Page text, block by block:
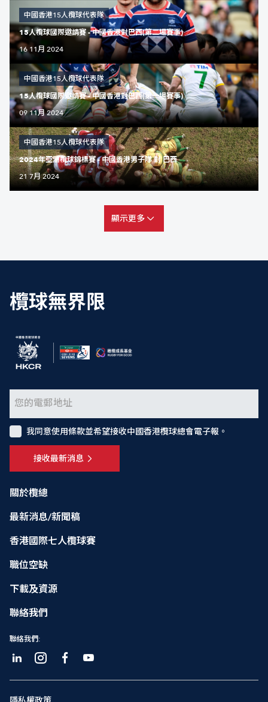
中國香港15人欖球代表隊
15人欖球國際邀請賽 - 中國香港對巴西(第二場賽事)
16 11月 2024
中國香港15人欖球代表隊
15人欖球國際邀請賽 - 中國香港對巴西(第一場賽事)
09 11月 2024
中國香港15人欖球代表隊
2024年亞洲欖球錦標賽 - 中國香港男子隊 對 巴西
21 7月 2024
顯示更多
欖球無界限
關於欖總
最新消息/新聞稿
香港國際七人欖球賽
職位空缺
下載及資源
聯絡我們
聯絡我們:
接收最新消息
我同意使用條款並希望接收中國香港欖球總會電子報。